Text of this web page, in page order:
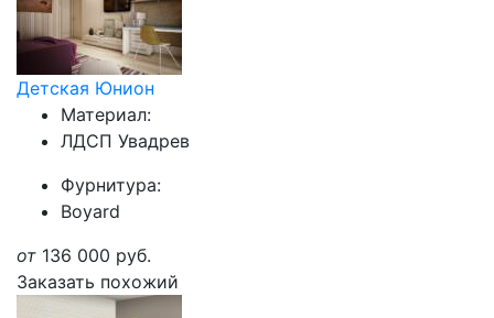
Детская Юнион
Материал:
ЛДСП Увадрев
Фурнитура:
Boyard
от 136 000 руб.
Заказать похожий